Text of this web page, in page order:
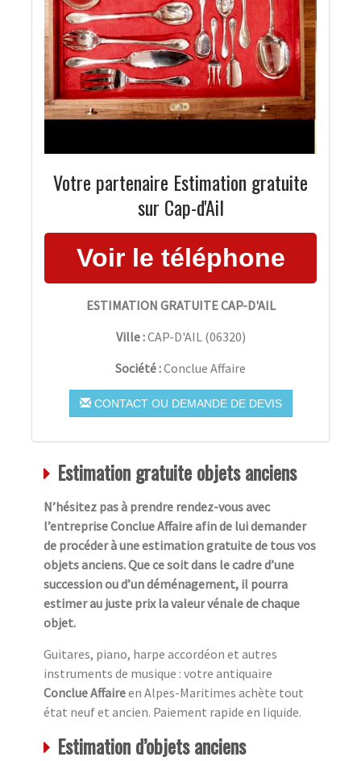
Votre partenaire Estimation gratuite
sur Cap-d'Ail
ESTIMATION GRATUITE CAP-D'AIL
Ville :CAP-D'AIL (06320)
Société :Conclue Affaire
CONTACT OU DEMANDE DE DEVIS
Estimation gratuite objets anciens
N’hésitez pas à prendre rendez-vous avec
l’entreprise Conclue Affaire afin de lui demander
de procéder à une estimation gratuite de tous vos
objets anciens. Que ce soit dans le cadre d’une
succession ou d’un déménagement, il pourra
estimer au juste prix la valeur vénale de chaque
objet.
Guitares, piano, harpe accordéon et autres
instruments de musique : votre antiquaire
Conclue Affaireen Alpes-Maritimes achète tout
état neuf et ancien. Paiement rapide en liquide.
Estimation d’objets anciens